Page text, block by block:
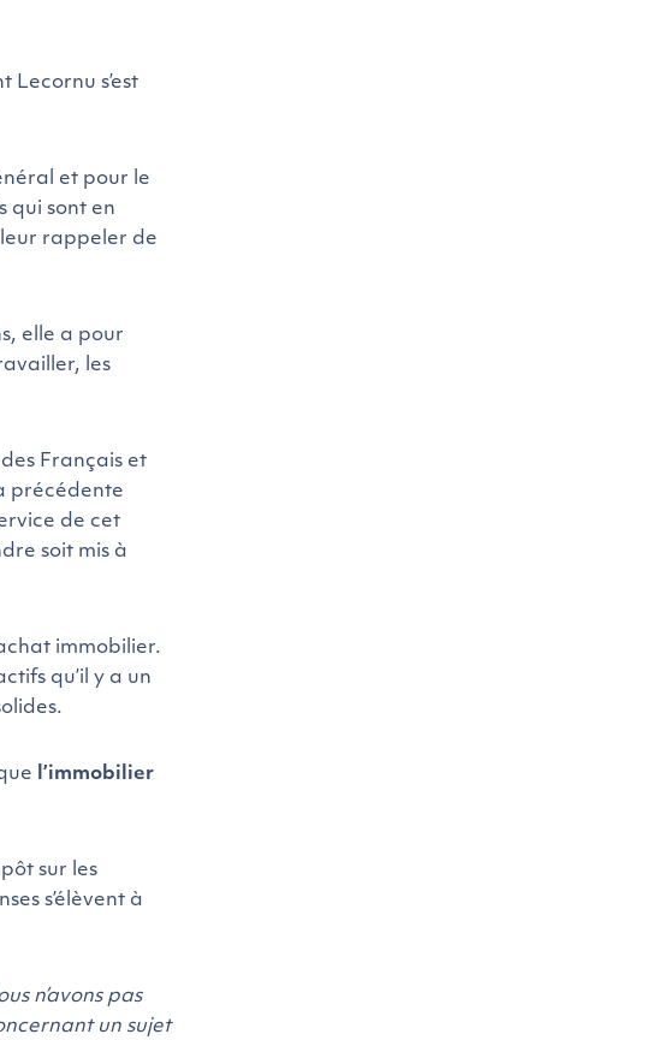
Lecornu s’est
et pour le
qui sont en
rappeler de
elle a pour
les
Français et
précédente
de cet
soit mis à
immobilier.
qu’il y a un
l’immobilier
sur les
s’élèvent à
n’avons pas
un sujet